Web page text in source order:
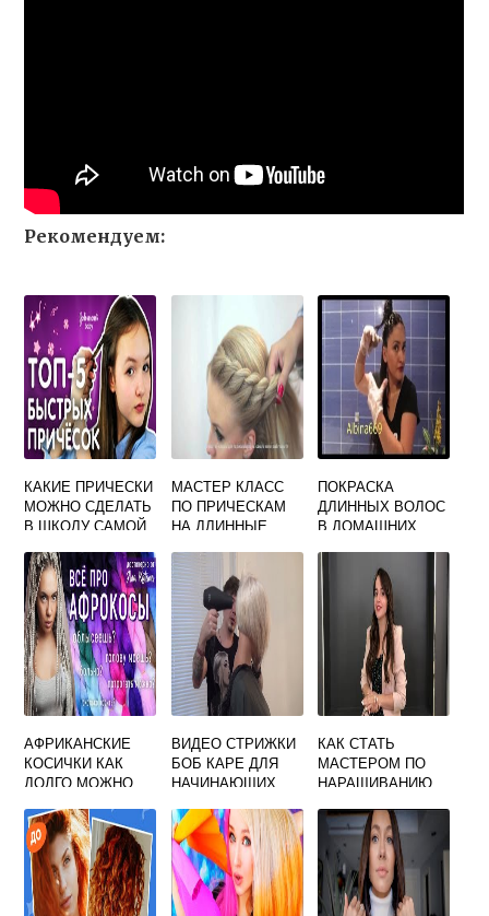
Рекомендуем:
КАКИЕ ПРИЧЕСКИ
МОЖНО СДЕЛАТЬ
В ШКОЛУ САМОЙ
МАСТЕР КЛАСС
ПО ПРИЧЕСКАМ
НА ДЛИННЫЕ
ПОКРАСКА
ДЛИННЫХ ВОЛОС
В ДОМАШНИХ
АФРИКАНСКИЕ
КОСИЧКИ КАК
ДОЛГО МОЖНО
ВИДЕО СТРИЖКИ
БОБ КАРЕ ДЛЯ
НАЧИНАЮЩИХ
КАК СТАТЬ
МАСТЕРОМ ПО
НАРАЩИВАНИЮ